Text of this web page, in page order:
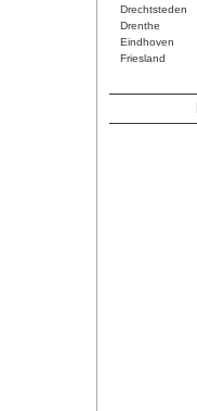
Drechtsteden
Drenthe
Eindhoven
Friesland